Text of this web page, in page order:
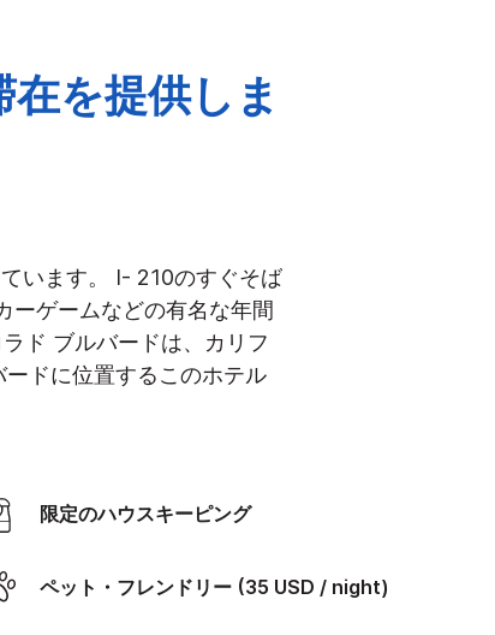
を提供しま
います。 I- 210のすぐそば
ーゲームなどの有名な年間
ド ブルバードは、カリフ
ードに位置するこのホテル
限定のハウスキーピング
ペット・フレンドリー (35 USD / night)